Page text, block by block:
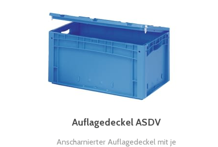
Auflagedeckel ASDV
Anscharnierter Auflagedeckel mit je